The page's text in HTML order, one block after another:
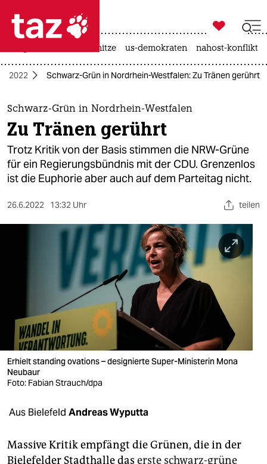
 taz zahl ich
taz zahl ich
themen
politik
öko
gesellschaft
wahrheit
verlag
verlag
shop
fragen & hilfe

taz zahl ich
hitze us-demokraten nahost-konflikt
2022 Schwarz-Grün in Nordrhein-Westfalen: Zu Tränen gerührt
Schwarz-Grün in Nordrhein-Westfalen
Zu Tränen gerührt
Trotz Kritik von der Basis stimmen die NRW-Grüne
für ein Regierungsbündnis mit der CDU. Grenzenlos
ist die Euphorie aber auch auf dem Parteitag nicht.
26.6.2022 13:32 Uhr teilen
Erhielt standing ovations – designierte Super-Ministerin Mona
Neubaur
Foto: Fabian Strauch/dpa
Aus Bielefeld Andreas Wyputta
Massive Kritik empfängt die Grünen, die in der
Bielefelder Stadthalle das erste schwarz-grüne